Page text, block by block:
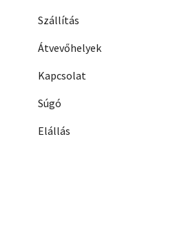
Szállítás
Átvevőhelyek
Kapcsolat
Súgó
Elállás